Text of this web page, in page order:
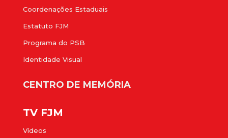
Coordenações Estaduais
Estatuto FJM
Programa do PSB
Identidade Visual
CENTRO DE MEMÓRIA
TV FJM
Vídeos